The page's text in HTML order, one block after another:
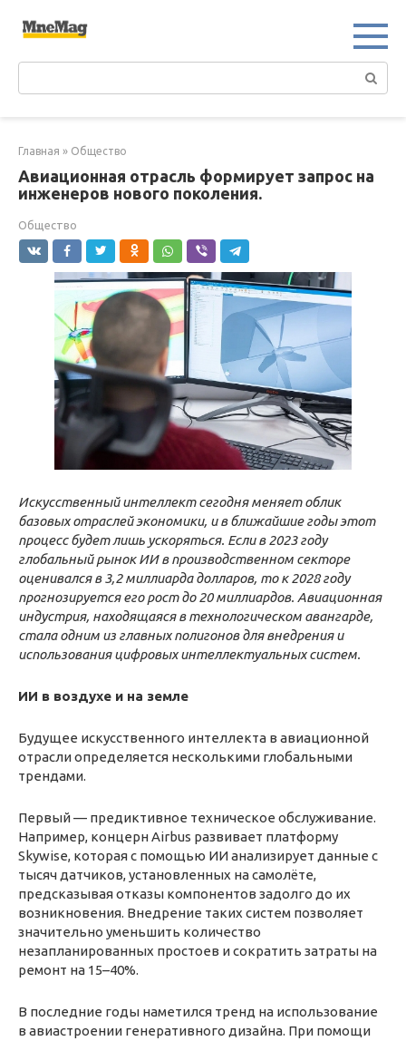
Главная » Общество
Авиационная отрасль формирует запрос на
инженеров нового поколения.
Общество
Искусственный интеллект сегодня меняет облик
базовых отраслей экономики, и в ближайшие годы этот
процесс будет лишь ускоряться. Если в 2023 году
глобальный рынок ИИ в производственном секторе
оценивался в 3,2 миллиарда долларов, то к 2028 году
прогнозируется его рост до 20 миллиардов. Авиационная
индустрия, находящаяся в технологическом авангарде,
стала одним из главных полигонов для внедрения и
использования цифровых интеллектуальных систем.
ИИ в воздухе и на земле
Будущее искусственного интеллекта в авиационной
отрасли определяется несколькими глобальными
трендами.
Первый — предиктивное техническое обслуживание.
Например, концерн Airbus развивает платформу
Skywise, которая с помощью ИИ анализирует данные с
тысяч датчиков, установленных на самолёте,
предсказывая отказы компонентов задолго до их
возникновения. Внедрение таких систем позволяет
значительно уменьшить количество
незапланированных простоев и сократить затраты на
ремонт на 15–40%.
В последние годы наметился тренд на использование
в авиастроении генеративного дизайна. При помощи